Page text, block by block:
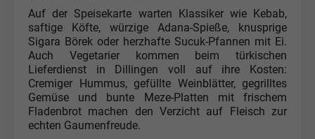
Auf der Speisekarte warten Klassiker wie Kebab,
saftige Köfte, würzige Adana-Spieße, knusprige
Sigara Börek oder herzhafte Sucuk-Pfannen mit Ei.
Auch Vegetarier kommen beim türkischen
Lieferdienst in Dillingen voll auf ihre Kosten:
Cremiger Hummus, gefüllte Weinblätter, gegrilltes
Gemüse und bunte Meze-Platten mit frischem
Fladenbrot machen den Verzicht auf Fleisch zur
echten Gaumenfreude.